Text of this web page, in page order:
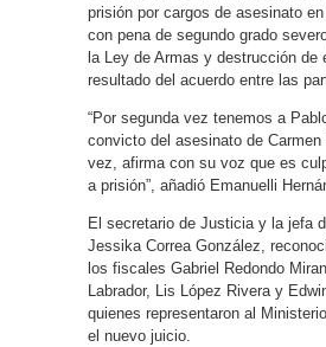
prisión por cargos de asesinato
con pena de segundo grado
la Ley de Armas y destrucción de
resultado del acuerdo entre las
“Por segunda vez tenemos a
convicto del asesinato de
vez, afirma con su voz que es
a prisión”, añadió Emanuelli
El secretario de Justicia y la jefa
Jessika Correa González,
los fiscales Gabriel Redondo
Labrador, Lis López Rivera y
quienes representaron al
el nuevo juicio.